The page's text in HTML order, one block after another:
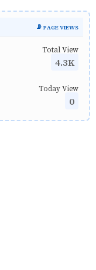
📡 PAGE VIEWS
Total View
4.3K
Today View
0